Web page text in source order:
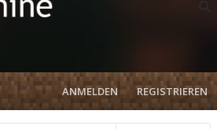
ANMELDEN REGISTRIEREN